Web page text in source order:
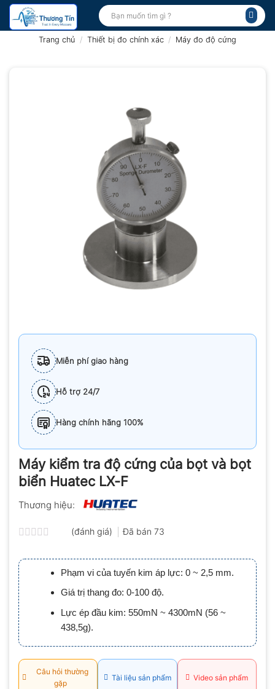
Bỏ
qua
Tìm
kiếm:
Trang chủ / Thiết bị đo chính xác / Máy đo độ cứng
Miễn phí giao hàng
Hỗ trợ 24/7
Hàng chính hãng 100%
Máy kiểm tra độ cứng của bọt và bọt
biển Huatec LX-F
Thương hiệu:
xếp
hạng
0.0
5
sao
(đánh giá) Đã bán 73
Phạm vi của tuyến kim áp lực: 0 ~ 2,5 mm.
Giá trị thang đo: 0-100 độ.
Lực ép đầu kim: 550mN ~ 4300mN (56 ~
438,5g).
Câu hỏi thường
gặp
Tài liệu sản phẩm Video sản phẩm